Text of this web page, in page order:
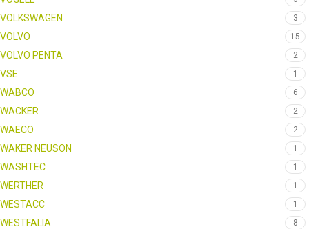
VOLKSWAGEN 3
VOLVO 15
VOLVO PENTA 2
VSE 1
WABCO 6
WACKER 2
WAECO 2
WAKER NEUSON 1
WASHTEC 1
WERTHER 1
WESTACC 1
WESTFALIA 8